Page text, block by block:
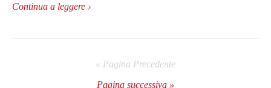
Continua a leggere ›
« Pagina Precedente
Pagina successiva »